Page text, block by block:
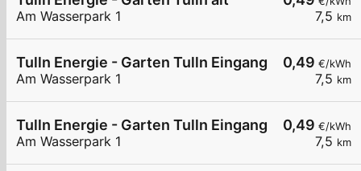
7,5 km
Am Wasserpark 1
0,49 €/kWh
7,5 km
Tulln Energie - Garten Tulln Eingang
Am Wasserpark 1
0,49 €/kWh
7,5 km
Tulln Energie - Garten Tulln Eingang WB
Am Wasserpark 1